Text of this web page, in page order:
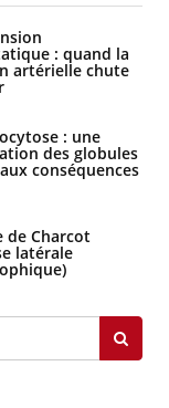
: quand la
artérielle chute
: une
des globules
conséquences
de Charcot
latérale